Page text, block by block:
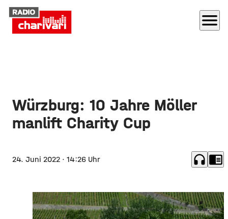
menu
Würzburg: 10 Jahre Möller
manlift Charity Cup
24. Juni 2022 · 14:26 Uhr headphones chrome_reader_mode